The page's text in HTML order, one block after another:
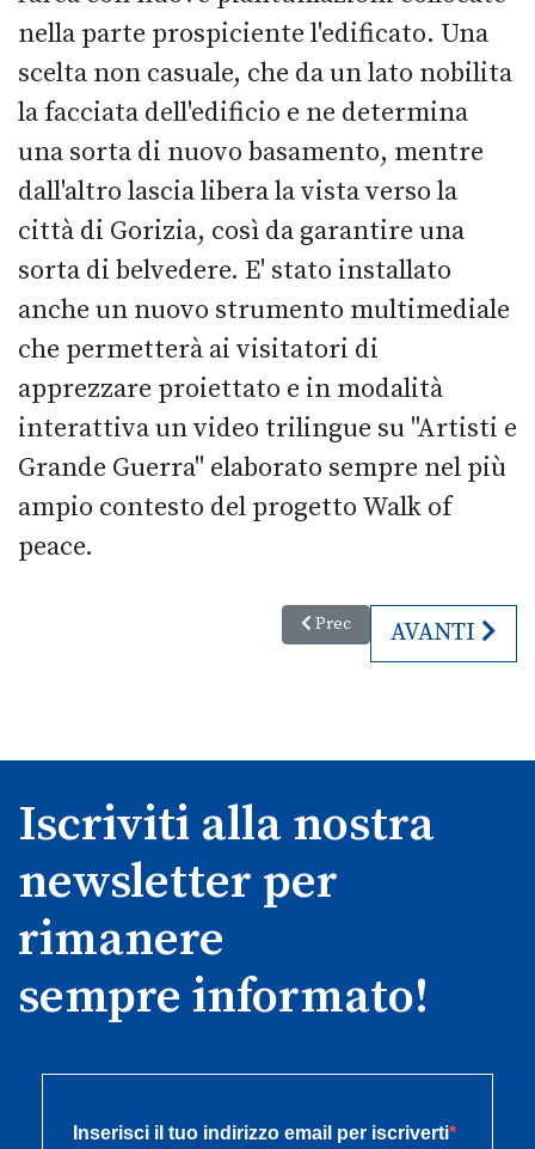
nella parte prospiciente l'edificato. Una
scelta non casuale, che da un lato nobilita
la facciata dell'edificio e ne determina
una sorta di nuovo basamento, mentre
dall'altro lascia libera la vista verso la
città di Gorizia, così da garantire una
sorta di belvedere. E' stato installato
anche un nuovo strumento multimediale
che permetterà ai visitatori di
apprezzare proiettato e in modalità
interattiva un video trilingue su "Artisti e
Grande Guerra" elaborato sempre nel più
ampio contesto del progetto Walk of
peace.
Articolo precedente: Nuova
Prec ARTICOLO
AVANTI
Iscriviti alla nostra
newsletter per
rimanere
sempre informato!